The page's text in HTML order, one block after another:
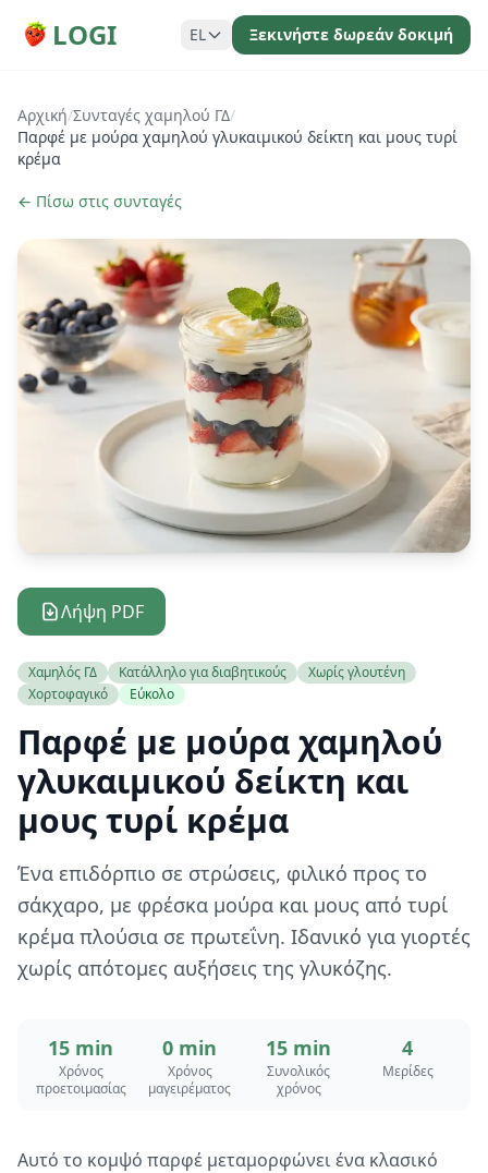
LOGI EL Ξεκινήστε δωρεάν δοκιμή
Αρχική/Συνταγές χαμηλού ΓΔ/
Παρφέ με μούρα χαμηλού γλυκαιμικού δείκτη και μους τυρί
κρέμα
← Πίσω στις συνταγές
Λήψη PDF
Χαμηλός ΓΔ Κατάλληλο για διαβητικούς
Χωρίς γλουτένη
Χορτοφαγικό
Εύκολο
Παρφέ με μούρα χαμηλού
γλυκαιμικού δείκτη και
μους τυρί κρέμα
Ένα επιδόρπιο σε στρώσεις, φιλικό προς το
σάκχαρο, με φρέσκα μούρα και μους από τυρί
κρέμα πλούσια σε πρωτεΐνη. Ιδανικό για γιορτές
χωρίς απότομες αυξήσεις της γλυκόζης.
15 min
Χρόνος
προετοιμασίας
0 min
Χρόνος
μαγειρέματος
15 min
Συνολικός
χρόνος
4
Μερίδες
Αυτό το κομψό παρφέ μεταμορφώνει ένα κλασικό